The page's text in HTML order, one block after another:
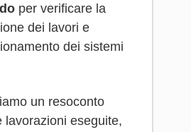
per verificare la
dei lavori e
dei sistemi
un resoconto
lavorazioni eseguite,